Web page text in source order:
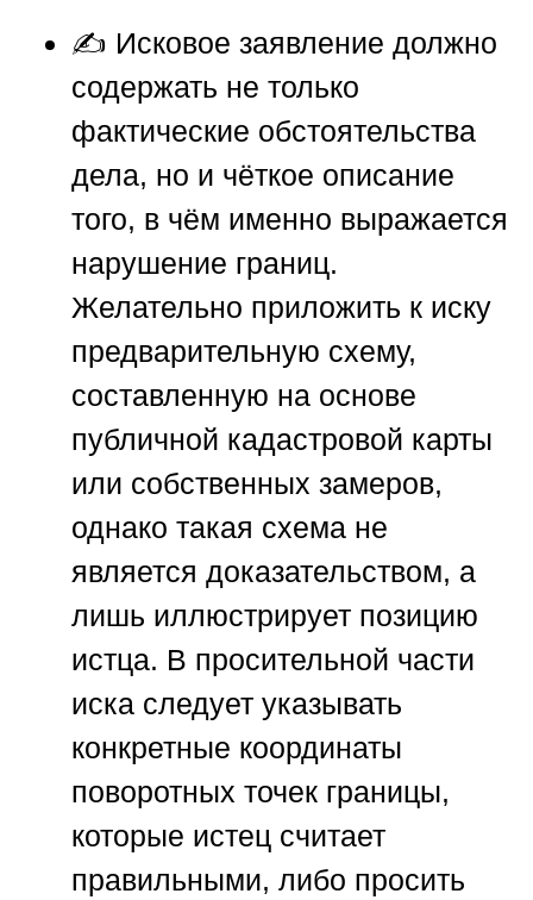
✍️ Исковое заявление должно
содержать не только
фактические обстоятельства
дела, но и чёткое описание
того, в чём именно выражается
нарушение границ.
Желательно приложить к иску
предварительную схему,
составленную на основе
публичной кадастровой карты
или собственных замеров,
однако такая схема не
является доказательством, а
лишь иллюстрирует позицию
истца. В просительной части
иска следует указывать
конкретные координаты
поворотных точек границы,
которые истец считает
правильными, либо просить